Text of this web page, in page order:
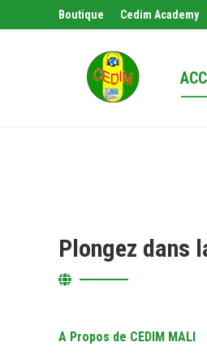
Boutique Cedim Academy
Plongez dans
A Propos de CEDIM MALI